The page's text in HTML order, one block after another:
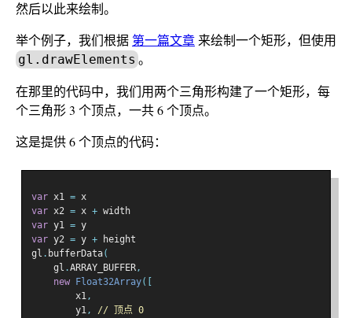
然后以此来绘制。
举个例子，我们根据 第一篇文章 来绘制一个矩形，但使用
gl.drawElements 。
在那里的代码中，我们用两个三角形构建了一个矩形，每
个三角形 3 个顶点，一共 6 个顶点。
这是提供 6 个顶点的代码：
var x1 = x
var x2 = x + width
var y1 = y
var y2 = y + height
gl . bufferData(
    gl
.ARRAY_BUFFER,
new
Float32Array([
        x1
,
        y1
,
// 顶点 0